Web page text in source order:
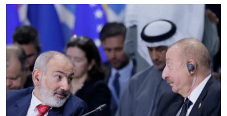
поискуНАГОРНЫЙ КАРАБАХ
КУЛЬТУРА
СПОРТ
АРХИВ
Հայերեն
English